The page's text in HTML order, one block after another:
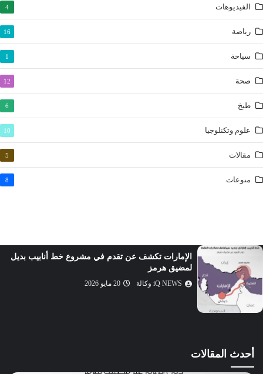
التين
القدر
البينة
التكاثر
العصر
الماعون
الكوثر
الكافرون
النصر
المسد
الفلق
الناس
الفيديوهات 4
رياضة 16
سياحة 1
صحة 12
طبخ 6
علوم وتكنلوجيا 10
مقالات 5
منوعات 8
الإمارات تكشف عن تقدم في مشروع خط أنابيب بديل
لمضيق هرمز
iQ NEWS وكالة 20 مايو 2026
أحدث المقالات